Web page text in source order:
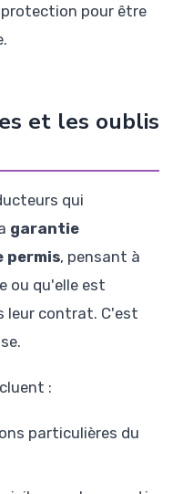
pour être
et les oublis
qui
garantie
permis, pensant à
ou qu'elle est
leur contrat. C'est
:
particulières du